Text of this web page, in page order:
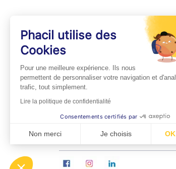
INFOS PRATIQUES
Professionnels de Santé
Espace Pharmaciens
Foire aux questions
Phacil utilise des
Cookies
Pour une meilleure expérience. Ils nous
permettent de personnaliser votre navigation et
trafic, tout simplement.
Lire la politique de confidentialité
Consentements certifiés par
Non merci Je choisis
Axeptio consent
Plateforme de Gestion du